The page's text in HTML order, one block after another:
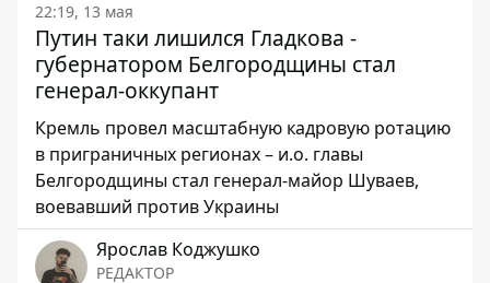
22:19, 13 мая
Путин таки лишился Гладкова -
губернатором Белгородщины стал
генерал-оккупант
Кремль провел масштабную кадровую ротацию
в приграничных регионах – и.о. главы
Белгородщины стал генерал-майор Шуваев,
воевавший против Украины
Ярослав Коджушко
РЕДАКТОР